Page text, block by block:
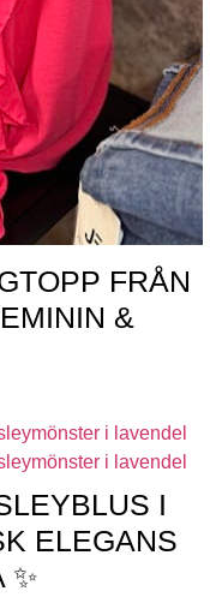
FRÅN
&
I
ELEGANS
✨